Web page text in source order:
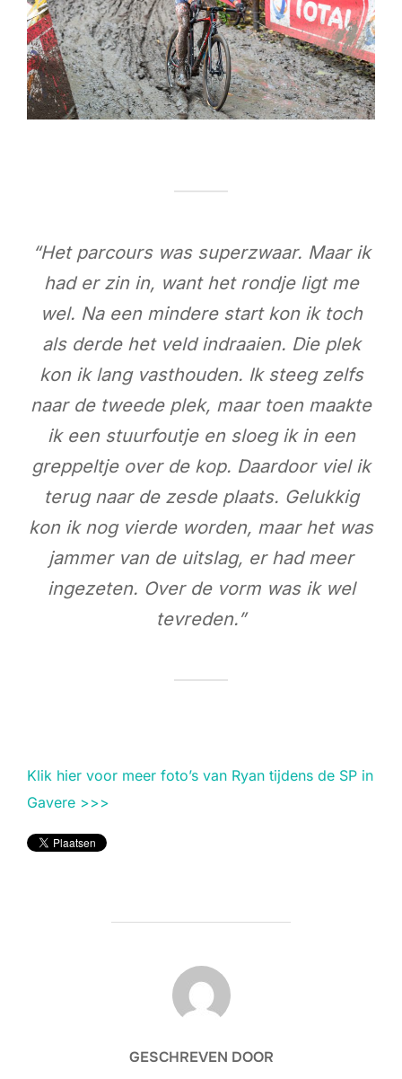
“Het parcours was superzwaar. Maar ik
had er zin in, want het rondje ligt me
wel. Na een mindere start kon ik toch
als derde het veld indraaien. Die plek
kon ik lang vasthouden. Ik steeg zelfs
naar de tweede plek, maar toen maakte
ik een stuurfoutje en sloeg ik in een
greppeltje over de kop. Daardoor viel ik
terug naar de zesde plaats. Gelukkig
kon ik nog vierde worden, maar het was
jammer van de uitslag, er had meer
ingezeten. Over de vorm was ik wel
tevreden.”
Klik hier voor meer foto’s van Ryan tijdens de SP in
Gavere >>>
BERICHTAUTEUR
GESCHREVEN DOOR